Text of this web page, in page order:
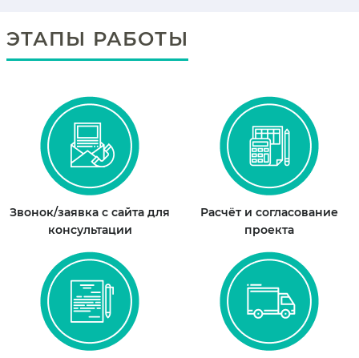
ЭТАПЫ РАБОТЫ
Звонок/заявка с сайта для
консультации
Расчёт и согласование
проекта